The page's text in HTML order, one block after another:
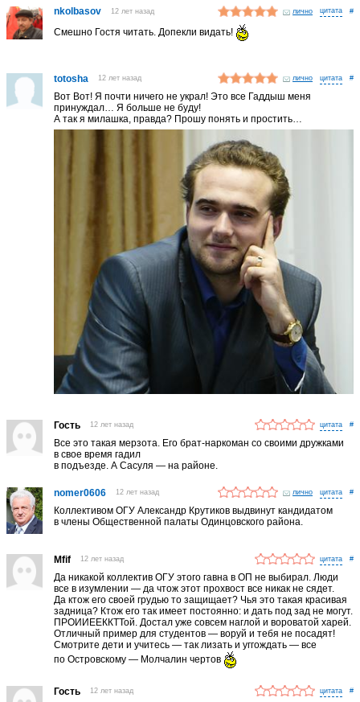
nkolbasov 12 лет назад лично #
Смешно Гостя читать. Допекли видать!
totosha 12 лет назад лично #
Вот Вот! Я почти ничего не украл! Это все Гаддыш меня
принуждал… Я больше не буду!
А так я милашка, правда? Прошу понять и простить…
Гость 12 лет назад #
Все это такая мерзота. Его брат-наркоман со своими дружками
в свое время гадил
в подъезде. А Сасуля — на районе.
nomer0606 12 лет назад лично #
Коллективом ОГУ Александр Крутиков выдвинут кандидатом
в члены Общественной палаты Одинцовского района.
Mfif 12 лет назад #
Да никакой коллектив ОГУ этого гавна в ОП не выбирал. Люди
все в изумлении — да чтож этот прохвост все никак не сядет.
Да ктож его своей грудью то защищает? Чья это такая красивая
задница? Ктож его так имеет постоянно: и дать под зад не могут.
ПРОИИЕЕККТТой. Достал уже совсем наглой и вороватой харей.
Отличный пример для студентов — воруй и тебя не посадят!
Смотрите дети и учитесь — так лизать и уггождать — все
по Островскому — Молчалин чертов
Гость 12 лет назад #